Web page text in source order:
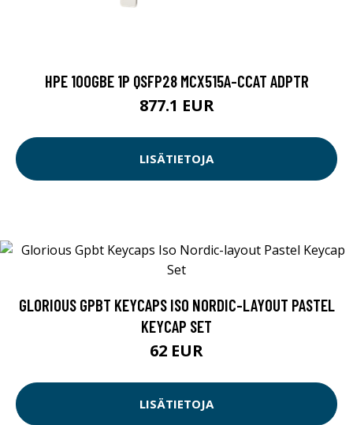
HPE 100GBE 1P QSFP28 MCX515A-CCAT ADPTR
877.1 EUR
LISÄTIETOJA
GLORIOUS GPBT KEYCAPS ISO NORDIC-LAYOUT PASTEL
KEYCAP SET
62 EUR
LISÄTIETOJA